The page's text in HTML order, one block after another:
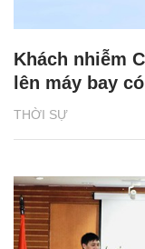
THỜI SỰ
Khách nhiễm
lên máy bay